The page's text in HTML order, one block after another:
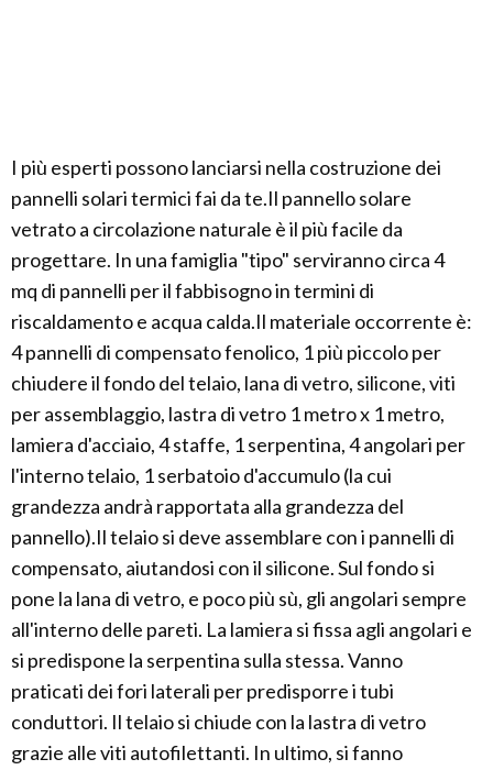
I più esperti possono lanciarsi nella costruzione dei
pannelli solari termici fai da te.Il pannello solare
vetrato a circolazione naturale è il più facile da
progettare. In una famiglia "tipo" serviranno circa 4
mq di pannelli per il fabbisogno in termini di
riscaldamento e acqua calda.Il materiale occorrente è:
4 pannelli di compensato fenolico, 1 più piccolo per
chiudere il fondo del telaio, lana di vetro, silicone, viti
per assemblaggio, lastra di vetro 1 metro x 1 metro,
lamiera d'acciaio, 4 staffe, 1 serpentina, 4 angolari per
l'interno telaio, 1 serbatoio d'accumulo (la cui
grandezza andrà rapportata alla grandezza del
pannello).Il telaio si deve assemblare con i pannelli di
compensato, aiutandosi con il silicone. Sul fondo si
pone la lana di vetro, e poco più sù, gli angolari sempre
all'interno delle pareti. La lamiera si fissa agli angolari e
si predispone la serpentina sulla stessa. Vanno
praticati dei fori laterali per predisporre i tubi
conduttori. Il telaio si chiude con la lastra di vetro
grazie alle viti autofilettanti. In ultimo, si fanno